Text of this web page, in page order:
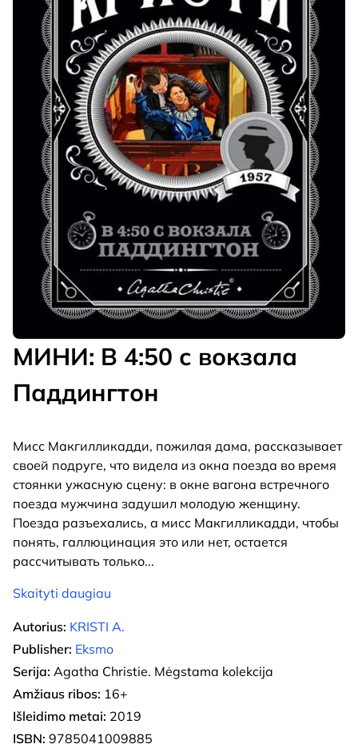
МИНИ: В 4:50 с вокзала
Паддингтон
Мисс Макгилликадди, пожилая дама, рассказывает
своей подруге, что видела из окна поезда во время
стоянки ужасную сцену: в окне вагона встречного
поезда мужчина задушил молодую женщину.
Поезда разъехались, а мисс Макгилликадди, чтобы
понять, галлюцинация это или нет, остается
рассчитывать только...
Skaityti daugiau
Autorius: KRISTI A.
Publisher: Eksmo
Serija: Agatha Christie. Mėgstama kolekcija
Amžiaus ribos: 16+
Išleidimo metai: 2019
ISBN: 9785041009885